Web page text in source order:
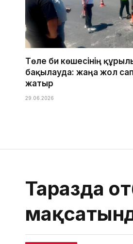
Төле би көшесінің
бақылауда: жаңа жол
жатыр
29.06.2026
Таразда